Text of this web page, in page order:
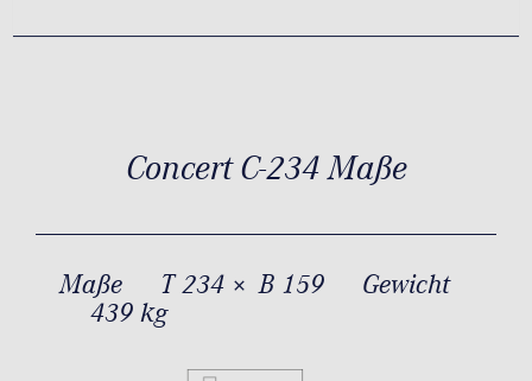
Concert C-234 Maße
Maße T 234 × B 159
Gewicht
439 kg